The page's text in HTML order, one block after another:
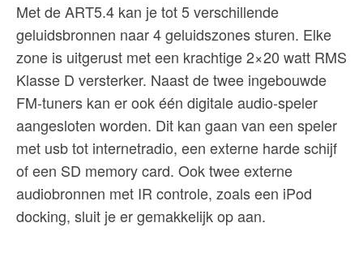
Met de ART5.4 kan je tot 5 verschillende
geluidsbronnen naar 4 geluidszones sturen. Elke
zone is uitgerust met een krachtige 2×20 watt RMS
Klasse D versterker. Naast de twee ingebouwde
FM-tuners kan er ook één digitale audio-speler
aangesloten worden. Dit kan gaan van een speler
met usb tot internetradio, een externe harde schijf
of een SD memory card. Ook twee externe
audiobronnen met IR controle, zoals een iPod
docking, sluit je er gemakkelijk op aan.